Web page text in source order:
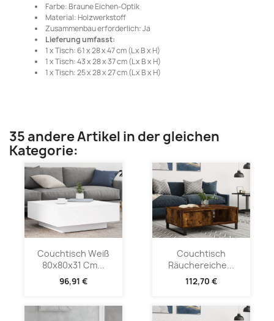
Farbe: Braune Eichen-Optik
Material: Holzwerkstoff
Zusammenbau erforderlich: Ja
Lieferung umfasst:
1 x Tisch: 61 x 28 x 47 cm (L x B x H)
1 x Tisch: 43 x 28 x 37 cm (L x B x H)
1 x Tisch: 25 x 28 x 27 cm (L x B x H)
35 andere Artikel in der gleichen
Kategorie:
Couchtisch Weiß
80x80x31 Cm...
96,91 €
Couchtisch
Räuchereiche...
112,70 €